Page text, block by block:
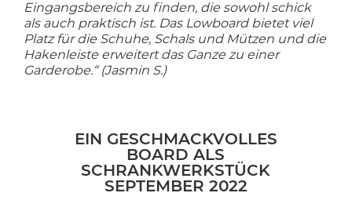
Eingangsbereich zu finden, die sowohl schick
als auch praktisch ist. Das Lowboard bietet viel
Platz für die Schuhe, Schals und Mützen und die
Hakenleiste erweitert das Ganze zu einer
Garderobe.“ (Jasmin S.)
EIN GESCHMACKVOLLES
BOARD ALS
SCHRANKWERKSTÜCK
SEPTEMBER 2022